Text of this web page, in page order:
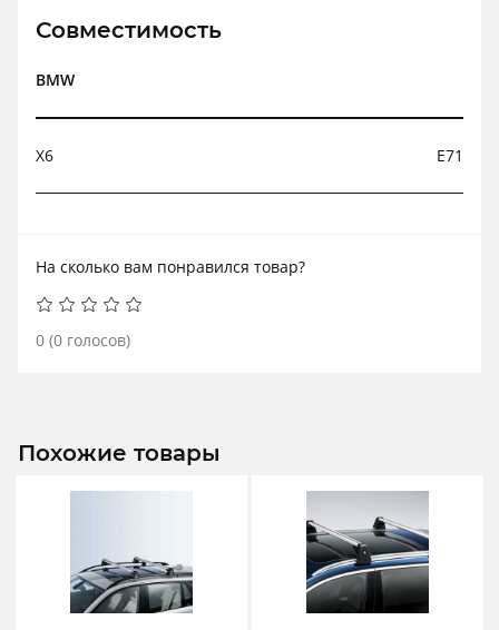
Совместимость
BMW
X6 E71
На сколько вам понравился товар?
0 (0 голосов)
Похожие товары